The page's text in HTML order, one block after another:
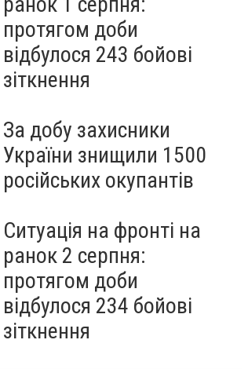
протягом доби
відбулося 243 бойові
зіткнення
За добу захисники
України знищили 1500
російських окупантів
Ситуація на фронті на
ранок 2 серпня:
протягом доби
відбулося 234 бойові
зіткнення